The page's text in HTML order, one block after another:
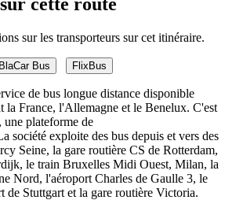
sur les transporteurs sur cet itinéraire.
Bus FlixBus
de bus longue distance disponible
la France, l'Allemagne et le Benelux. C'est
plateforme de
société exploite des bus depuis et vers des
Seine, la gare routière CS de Rotterdam,
le train Bruxelles Midi Ouest, Milan, la
Nord, l'aéroport Charles de Gaulle 3, le
de Stuttgart et la gare routière Victoria.